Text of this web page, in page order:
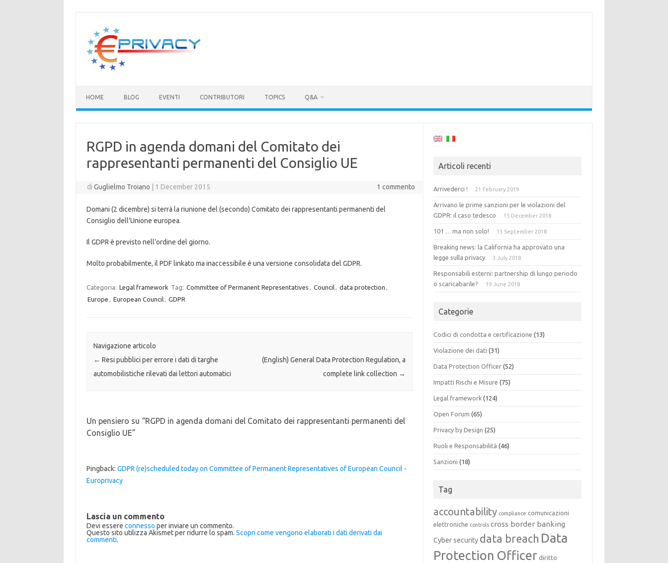
contenuto
HOME BLOG EVENTI CONTRIBUTORI TOPICS Q&A
RGPD in agenda domani del Comitato dei
rappresentanti permanenti del Consiglio UE
diGuglielmo Troiano 1 December 2015 1 commento
Domani (2 dicembre) si terrà la riunione del (secondo) Comitato dei rappresentanti permanenti del
Consiglio dell’Unione europea.
Il GDPR è previsto nell’ordine del giorno.
Molto probabilmente, il PDF linkato ma inaccessibile è una versione consolidata del GDPR.
Categoria: Legal framework Tag: Committee of Permanent Representatives , Council, data protection ,
Europe , European Council, GDPR
Navigazione articolo
← Resi pubblici per errore i dati di targhe
automobilistiche rilevati dai lettori automatici
(English) General Data Protection Regulation, a
complete link collection →
Un pensiero su “RGPD in agenda domani del Comitato dei rappresentanti permanenti del
Consiglio UE”
Pingback: GDPR (re)scheduled today on Committee of Permanent Representatives of European Council -
Europrivacy
Lascia un commento
Devi essere connesso per inviare un commento.
Questo sito utilizza Akismet per ridurre lo spam. Scopri come vengono elaborati i dati derivati dai
commenti.
Articoli recenti
Arrivederci ! 21 February 2019
Arrivano le prime sanzioni per le violazioni del
GDPR: il caso tedesco
15 December 2018
101 … ma non solo! 13 September 2018
Breaking news: la California ha approvato una
legge sulla privacy
3 July 2018
Responsabili esterni: partnership di lungo periodo
o scaricabarile?
19 June 2018
Categorie
Codici di condotta e certificazione (13)
Violazione dei dati (31)
Data Protection Officer (52)
Impatti Rischi e Misure (75)
Legal framework (124)
Open Forum (65)
Privacy by Design (25)
Ruoli e Responsabilità (46)
Sanzioni (18)
Tag
accountability compliance comunicazioni
elettroniche controls cross border banking
Cyber security data breach Data
Protection Officer diritto